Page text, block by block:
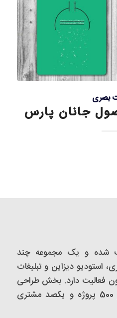
بصری
جانان پارس
شده و یک مجموعه‌ چند
استودیو دیزاین و تبلیغات
سال 1382 تاکنون فعالیت دارد. بخش طراحی
و تبلیغات اَفدستا بیش از 500 پروژه و یکصد مشتری